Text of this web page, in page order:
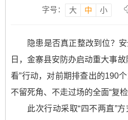
字号：
大 中 小
隐患是否真正整改到位？
日，金寨县安防办启动重大事
看”行动，对前期排查出的190
不留死角、不走过场的全面“复检
此次行动采取“四不两直”